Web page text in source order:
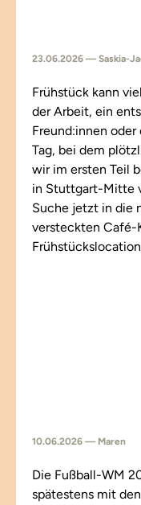
23.06.2026 — Saskia-
Frühstück kann
der Arbeit, ein
Freund:innen
Tag, bei dem
wir im ersten Teil
in Stuttgart-Mitte
Suche jetzt in die
versteckten Café-
10.06.2026 — Maren
Die Fußball-WM
spätestens mit